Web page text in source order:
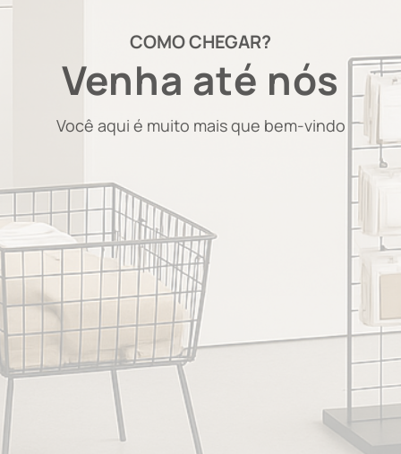
COMO CHEGAR?
Venha até nós
Você aqui é muito mais que bem-vindo